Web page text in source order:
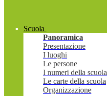
Scuola
Panoramica
Presentazione
I luoghi
Le persone
I numeri della scuola
Le carte della scuola
Organizzazione